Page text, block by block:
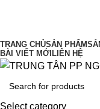
TRANG CHỦSẢN PHẨM
BÀI VIẾT MỚI LIÊN HỆ
Select category